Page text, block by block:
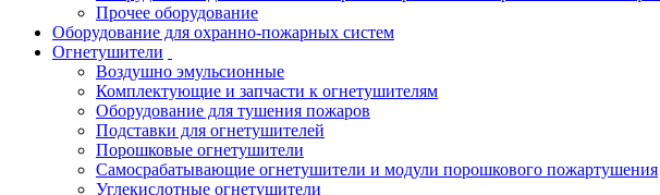
Прочее оборудование
Оборудование для охранно-пожарных систем
Огнетушители
Воздушно эмульсионные
Комплектующие и запчасти к огнетушителям
Оборудование для тушения пожаров
Подставки для огнетушителей
Порошковые огнетушители
Самосрабатывающие огнетушители и модули порошкового пожартушения
Углекислотные огнетушители